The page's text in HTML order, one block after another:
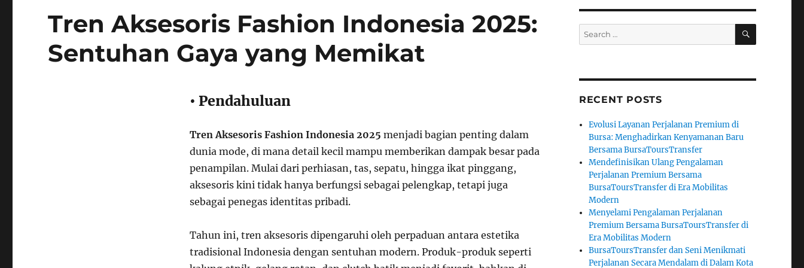
Tren Aksesoris Fashion Indonesia 2025:
Sentuhan Gaya yang Memikat
• Pendahuluan
Tren Aksesoris Fashion Indonesia 2025 menjadi bagian penting dalam
dunia mode, di mana detail kecil mampu memberikan dampak besar pada
penampilan. Mulai dari perhiasan, tas, sepatu, hingga ikat pinggang,
aksesoris kini tidak hanya berfungsi sebagai pelengkap, tetapi juga
sebagai penegas identitas pribadi.
Tahun ini, tren aksesoris dipengaruhi oleh perpaduan antara estetika
tradisional Indonesia dengan sentuhan modern. Produk-produk seperti
Search
for:
SEARCH
RECENT POSTS
Evolusi Layanan Perjalanan Premium di
Bursa: Menghadirkan Kenyamanan Baru
Bersama BursaToursTransfer
Mendefinisikan Ulang Pengalaman
Perjalanan Premium Bersama
BursaToursTransfer di Era Mobilitas
Modern
Menyelami Pengalaman Perjalanan
Premium Bersama BursaToursTransfer di
Era Mobilitas Modern
BursaToursTransfer dan Seni Menikmati
Perjalanan Secara Mendalam di Dalam Kota